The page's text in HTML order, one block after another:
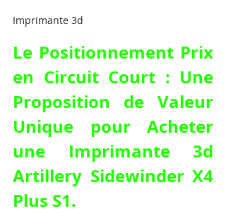
Imprimante 3d
Le Positionnement Prix
en Circuit Court : Une
Proposition de Valeur
Unique pour Acheter
une Imprimante 3d
Artillery Sidewinder X4
Plus S1.